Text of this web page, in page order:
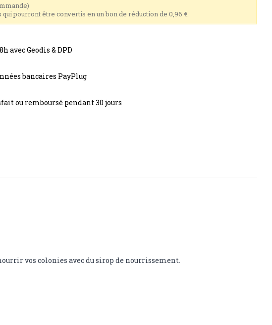
pourront être convertis en un bon de réduction de 0,96 €.
avec Geodis & DPD
bancaires PayPlug
ou remboursé pendant 30 jours
vos colonies avec du sirop de nourrissement.